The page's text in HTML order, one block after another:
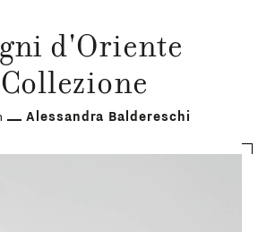
d'Oriente
Collezione
Alessandra Baldereschi